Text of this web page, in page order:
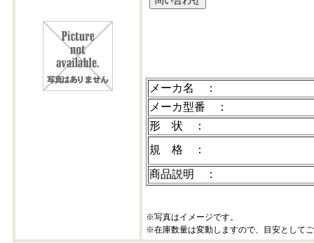
メーカ名 ：
メーカ型番 ：
形 状 ：
規 格 ：
商品説明 ：
※写真はイメージです。
※在庫数量は変動しますので、目安として